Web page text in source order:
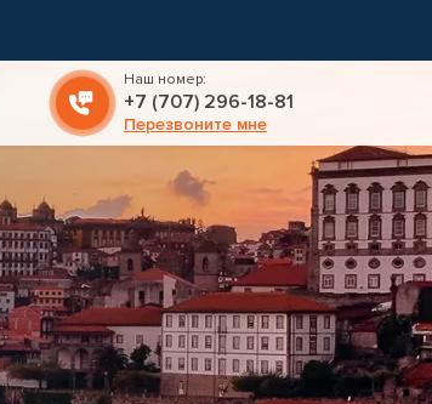
Наш номер:
+7 (707) 296-18-81
Перезвоните мне